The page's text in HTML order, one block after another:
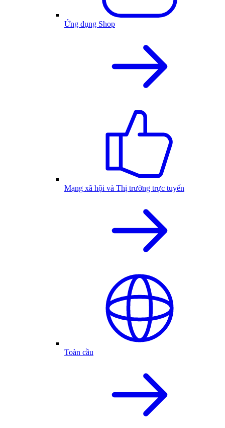
Ứng dụng Shop
Mạng xã hội và Thị trường trực tuyến
Toàn cầu